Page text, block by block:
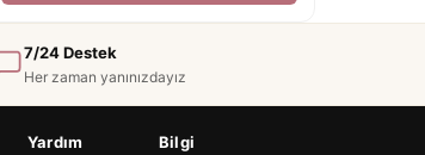
7/24 Destek
Her zaman yanınızdayız
Yardım Bilgi